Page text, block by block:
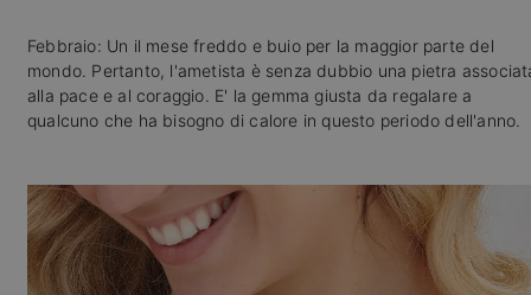
Febbraio: Un il mese freddo e buio per la maggior parte del
mondo. Pertanto, l'ametista è senza dubbio una pietra
alla pace e al coraggio. E' la gemma giusta da regalare a
qualcuno che ha bisogno di calore in questo periodo dell'anno.